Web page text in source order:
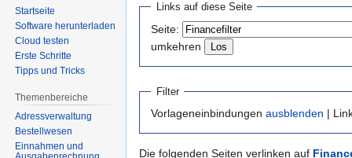
Navigation
springen
springen
Links auf diese Seite
Seite:
umkehren
Filter
Vorlageneinbindungen ausblenden |
Die folgenden Seiten verlinken auf
Startseite
Software herunterladen
Cloud testen
Erste Schritte
Tipps und Tricks
Themenbereiche
Adressverwaltung
Bestellwesen
Einnahmen und